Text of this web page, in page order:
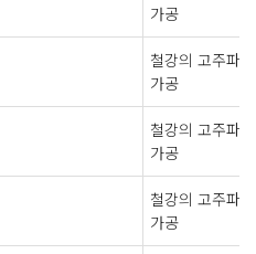
가공
철강의 고주파
가공
철강의 고주파
가공
철강의 고주파
가공